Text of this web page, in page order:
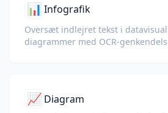
📊 Infografik
Oversæt indlejret tekst i
diagrammer med OCR-
📈 Diagram